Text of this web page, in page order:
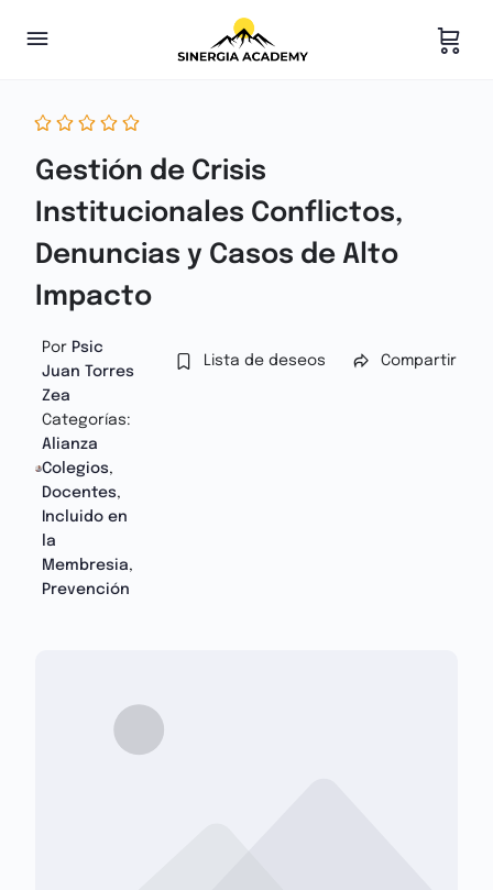
Gestión de Crisis
Institucionales Conflictos,
Denuncias y Casos de Alto
Impacto
Por Psic
Juan Torres
Zea
Categorías:
Alianza
Colegios,
Docentes,
Incluido en
la
Membresia,
Prevención
Lista de deseos Compartir